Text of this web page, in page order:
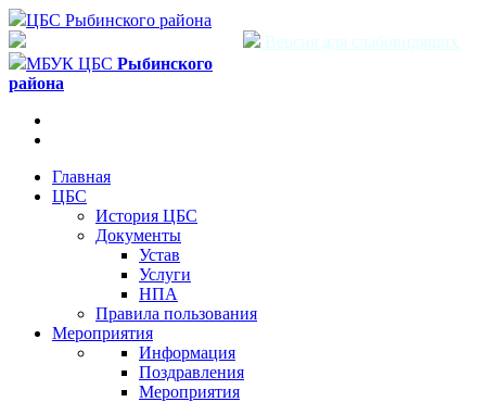
ЦБС Рыбинского района
Версия для слабовидящих
МБУК ЦБС Рыбинского
района
Главная
ЦБС
История ЦБС
Документы
Устав
Услуги
НПА
Правила пользования
Мероприятия
Информация
Поздравления
Мероприятия